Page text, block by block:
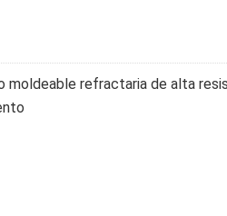
moldeable refractaria de alta